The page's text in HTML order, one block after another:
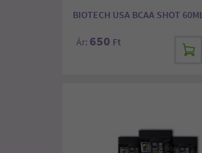
BIOTECH USA BCAA SHOT 60ML
Ár: 650 Ft